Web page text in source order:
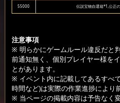
55000 伝説宝物自選箱*1,公正
注意事項
※ 明らかにゲームルール違反だと
前通知無く、個別プレイヤー様を
とがあります。
※ イベント内に記載してあるすべ
時間など)は実際の作業進捗により
※ 当ページの掲載内容は予告なく